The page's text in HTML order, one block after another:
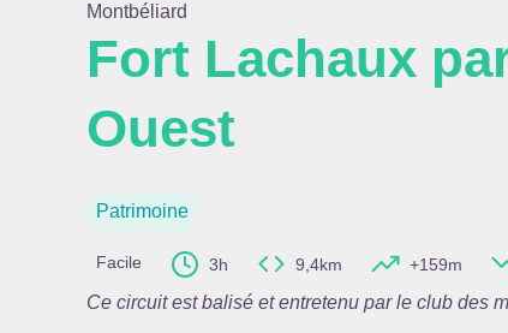
Montbéliard
Fort Lachaux
Ouest
Patrimoine
Facile 3h 9,4km +159m
Ce circuit est balisé et entretenu par le club des